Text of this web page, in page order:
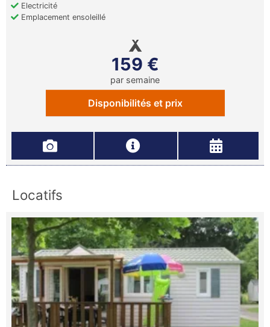
Electricité
Emplacement ensoleillé
159 €
par semaine
Disponibilités et prix
Locatifs